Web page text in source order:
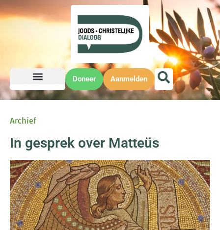
Doneer Aanmelden
Archief
In gesprek over Matteüs